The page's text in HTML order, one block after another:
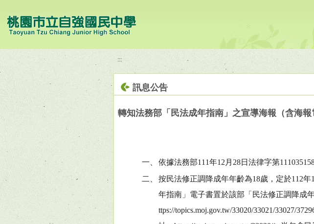
:::
訊息公告
轉知法務部「民法成年指南」之宣導海報（含海報
一、
依據法務部111年12月28日法律字第
二、
按民法修正調降成年年齡為18歲，定於112
年指南」電子書置於該部「民法修正調降成
ttps://topics.moj.gov.tw/33020/33021/33027/